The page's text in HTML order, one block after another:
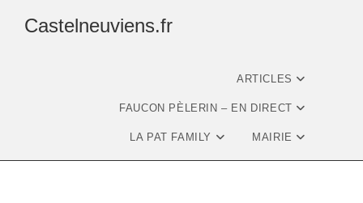
Castelneuviens.fr
ARTICLES
FAUCON PÈLERIN – EN DIRECT
LA PAT FAMILY MAIRIE